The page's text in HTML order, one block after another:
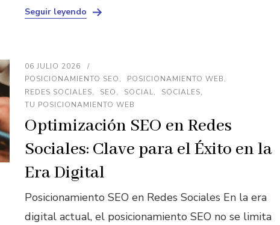
Seguir leyendo
06 JULIO 2026
POSICIONAMIENTO SEO
POSICIONAMIENTO WEB
REDES SOCIALES
SEO SOCIAL
SOCIALES
TU POSICIONAMIENTO WEB
Optimización SEO en Redes
Sociales: Clave para el Éxito en la
Era Digital
Posicionamiento SEO en Redes Sociales En la era
digital actual, el posicionamiento SEO no se limita